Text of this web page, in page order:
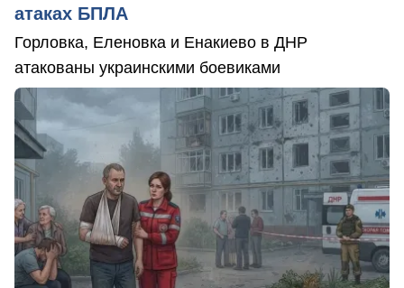
атаках БПЛА
Горловка, Еленовка и Енакиево в ДНР
атакованы украинскими боевиками